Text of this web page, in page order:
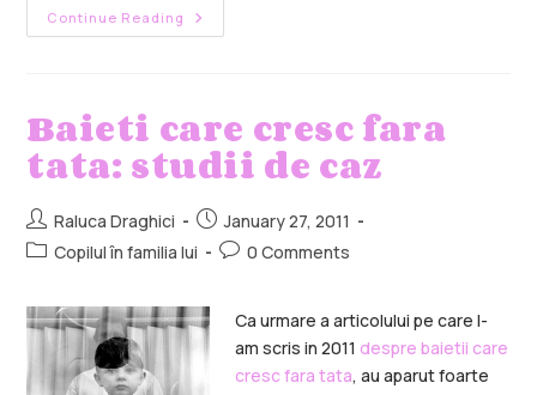
Continue Reading
Baieti care cresc fara
tata: studii de caz
Raluca Draghici
January 27, 2011
Copilul în familia lui
0 Comments
Ca urmare a articolului pe care l-
am scris in 2011 despre baietii care
cresc fara tata, au aparut foarte